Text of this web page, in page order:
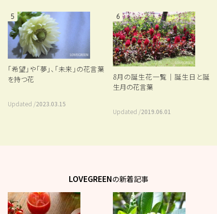
5
「希望」や「夢」、「未来」の花言葉
を持つ花
Updated /2023.03.15
6
8月の誕生花一覧｜誕生日と誕
生月の花言葉
Updated /2019.06.01
LOVEGREENの新着記事